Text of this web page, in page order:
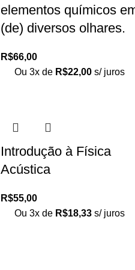
elementos químicos
(de) diversos olhares.
R$66,00
Ou 3x de R$22,00 s/ juros
Introdução à Física
Acústica
R$55,00
Ou 3x de R$18,33 s/ juros